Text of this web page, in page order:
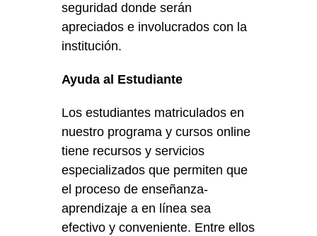
seguridad donde serán
apreciados e involucrados con la
institución.
Ayuda al Estudiante
Los estudiantes matriculados en
nuestro programa y cursos online
tiene recursos y servicios
especializados que permiten que
el proceso de enseñanza-
aprendizaje a en línea sea
efectivo y conveniente. Entre ellos